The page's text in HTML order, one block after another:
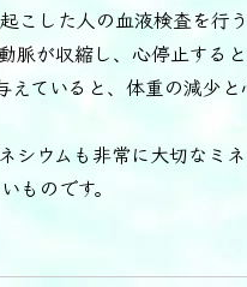
した人の血液検査を行
脈が収縮し、心停止する
ていると、体重の減少
ウムも非常に大切なミ
ものです。